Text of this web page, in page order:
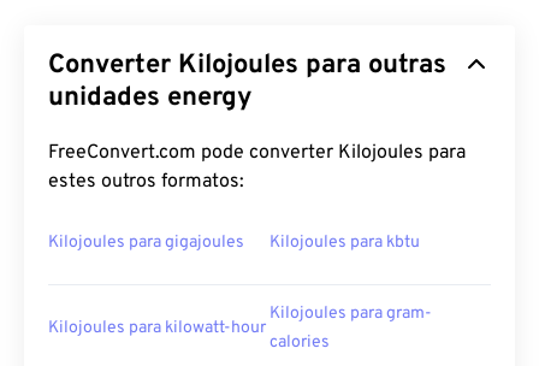
Converter Kilojoules para outras
unidades energy
FreeConvert.com pode converter Kilojoules para
estes outros formatos:
Kilojoules para gigajoules Kilojoules para kbtu
Kilojoules para kilowatt-hour
Kilojoules para gram-
calories